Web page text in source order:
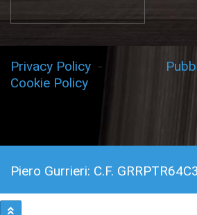
Privacy Policy -
Cookie Policy
Piero Gurrieri: C.F.